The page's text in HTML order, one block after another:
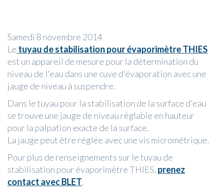
Samedi 8 novembre 2014
Le tuyau de stabilisation pour évaporimètre THIES
est un appareil de mesure pour la détermination du
niveau de l'eau dans une cuve d'évaporation avec une
jauge de niveau à suspendre.
Dans le tuyau pour la stabilisation de la surface d'eau
se trouve une jauge de niveau réglable en hauteur
pour la palpation exacte de la surface.
La jauge peut être réglée avec une vis micrométrique.
Pour plus de renseignements sur le tuyau de
stabilisation pour évaporimètre THIES, prenez
contact avec BLET.